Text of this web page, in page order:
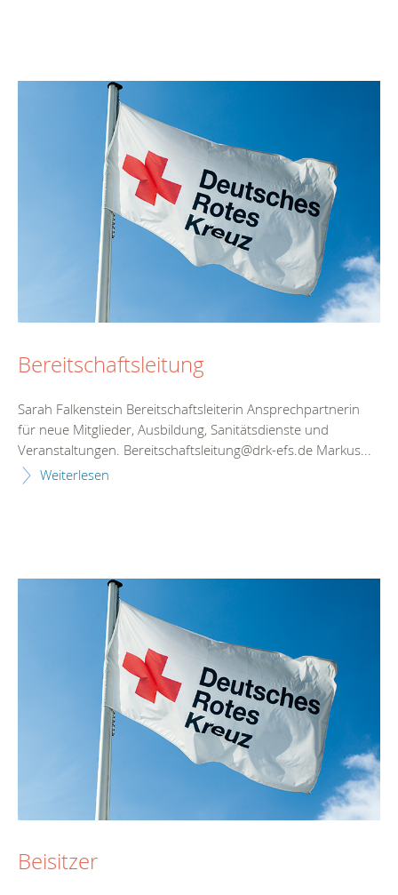
Bereitschaftsleitung
Sarah Falkenstein Bereitschaftsleiterin Ansprechpartnerin
für neue Mitglieder, Ausbildung, Sanitätsdienste und
Veranstaltungen. Bereitschaftsleitung@drk-efs.de Markus...
Weiterlesen
Beisitzer